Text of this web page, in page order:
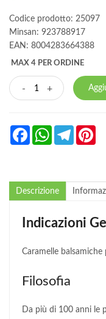
Codice prodotto: 25097
Minsan: 923788917
EAN: 8004283664388
MAX 4 PER ORDINE
- +
FacebookWhatsAppTelegram
Descrizione
Indicazioni
Caramelle balsamiche
Filosofia
Da più di 100 anni le